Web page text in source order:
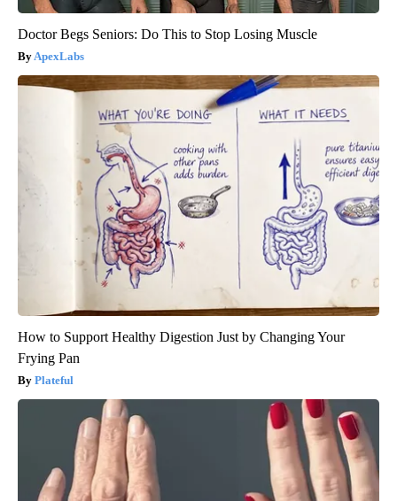
Doctor Begs Seniors: Do This to Stop Losing Muscle
ApexLabs
How to Support Healthy Digestion Just by Changing Your
Frying Pan
Plateful